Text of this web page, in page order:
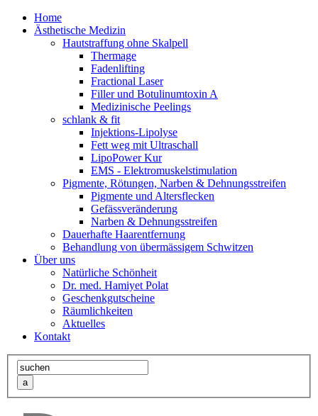
Home
Ästhetische Medizin
Hautstraffung ohne Skalpell
Thermage
Fadenlifting
Fractional Laser
Filler und Botulinumtoxin A
Medizinische Peelings
schlank & fit
Injektions-Lipolyse
Fett weg mit Ultraschall
LipoPower Kur
EMS - Elektromuskelstimulation
Pigmente, Rötungen, Narben & Dehnungsstreifen
Pigmente und Altersflecken
Gefässveränderung
Narben & Dehnungsstreifen
Dauerhafte Haarentfernung
Behandlung von übermässigem Schwitzen
Über uns
Natürliche Schönheit
Dr. med. Hamiyet Polat
Geschenkgutscheine
Räumlichkeiten
Aktuelles
Kontakt